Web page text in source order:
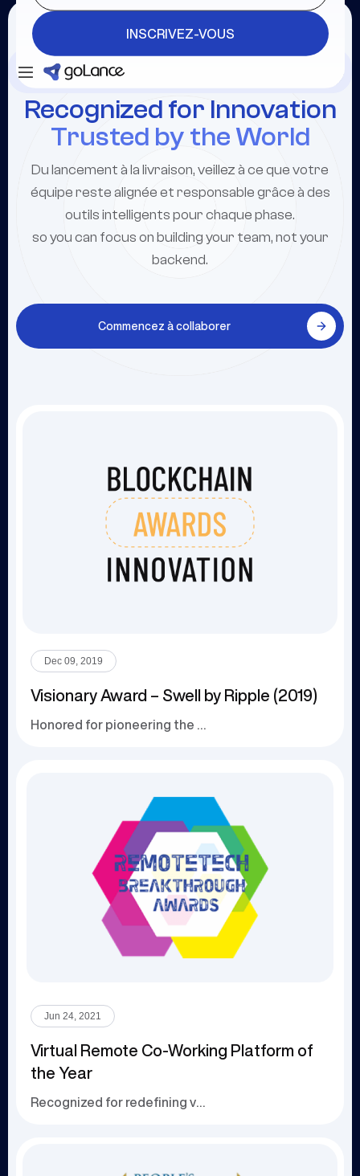
INSCRIVEZ-VOUS
Recognized for Innovation
Trusted by the World
Du lancement à la livraison, veillez à ce que votre
équipe reste alignée et responsable grâce à des
outils intelligents pour chaque phase.
so you can focus on building your team, not your
backend.
Commencez à collaborer
Dec 09, 2019
Visionary Award – Swell by Ripple (2019)
Jun 24, 2021
Virtual Remote Co-Working Platform of
the Year